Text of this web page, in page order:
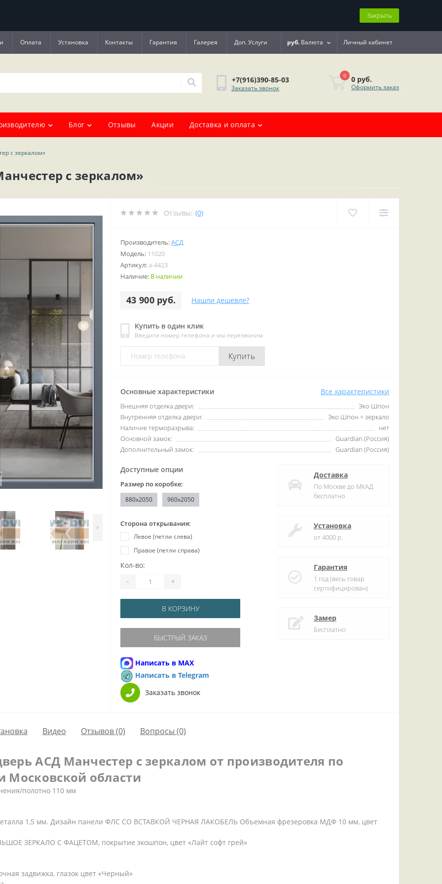
Закрыть
Оплата Установка Контакты Гарантия Галерея Доп. Услуги руб. Валюта Личный кабинет
+7(916)390-85-03
Заказать звонок
0 0 руб.
Оформить заказ
Блог Отзывы Акции Доставка и оплата
с зеркалом»
с зеркалом»
>
Отзывы: (0)
Производитель:АСД
Модель: 11020
Артикул: a-4423
Наличие: В наличии
43 900 руб. Нашли дешевле?
Купить в один клик
Введите номер телефона и мы перезвоним
Купить
Основные характеристики Все характеристики
Внешняя отделка двери:
Эко Шпон
Внутренняя отделка двери:
Эко Шпон + зеркало
Наличие терморазрыва:
нет
Основной замок:
Guardian (Россия)
Дополнительный замок:
Guardian (Россия)
Доступные опции
Размер по коробке:
880x2050 960x2050
Сторона открывания:
Левое (петли слева)
Правое (петли справа)
Кол-во:
- +
В КОРЗИНУ
БЫСТРЫЙ ЗАКАЗ
Написать в MAX
Написать в Telegram
Заказать звонок
Доставка
По Москве до МКАД
бесплатно
Установка
от 4000 р.
Гарантия
1 год (весь товар
сертифицирован)
Замер
Бесплатно
Видео Отзывов (0) Вопросы (0)
АСД Манчестер с зеркалом от производителя по
Московской области
полотно 110 мм
1,5 мм. Дизайн панели ФЛС СО ВСТАВКОЙ ЧЕРНАЯ ЛАКОБЕЛЬ Объемная фрезеровка МДФ 10 мм, цвет
ЗЕРКАЛО С ФАЦЕТОМ, покрытие экошпон, цвет «Лайт софт грей»
задвижка, глазок цвет «Черный»